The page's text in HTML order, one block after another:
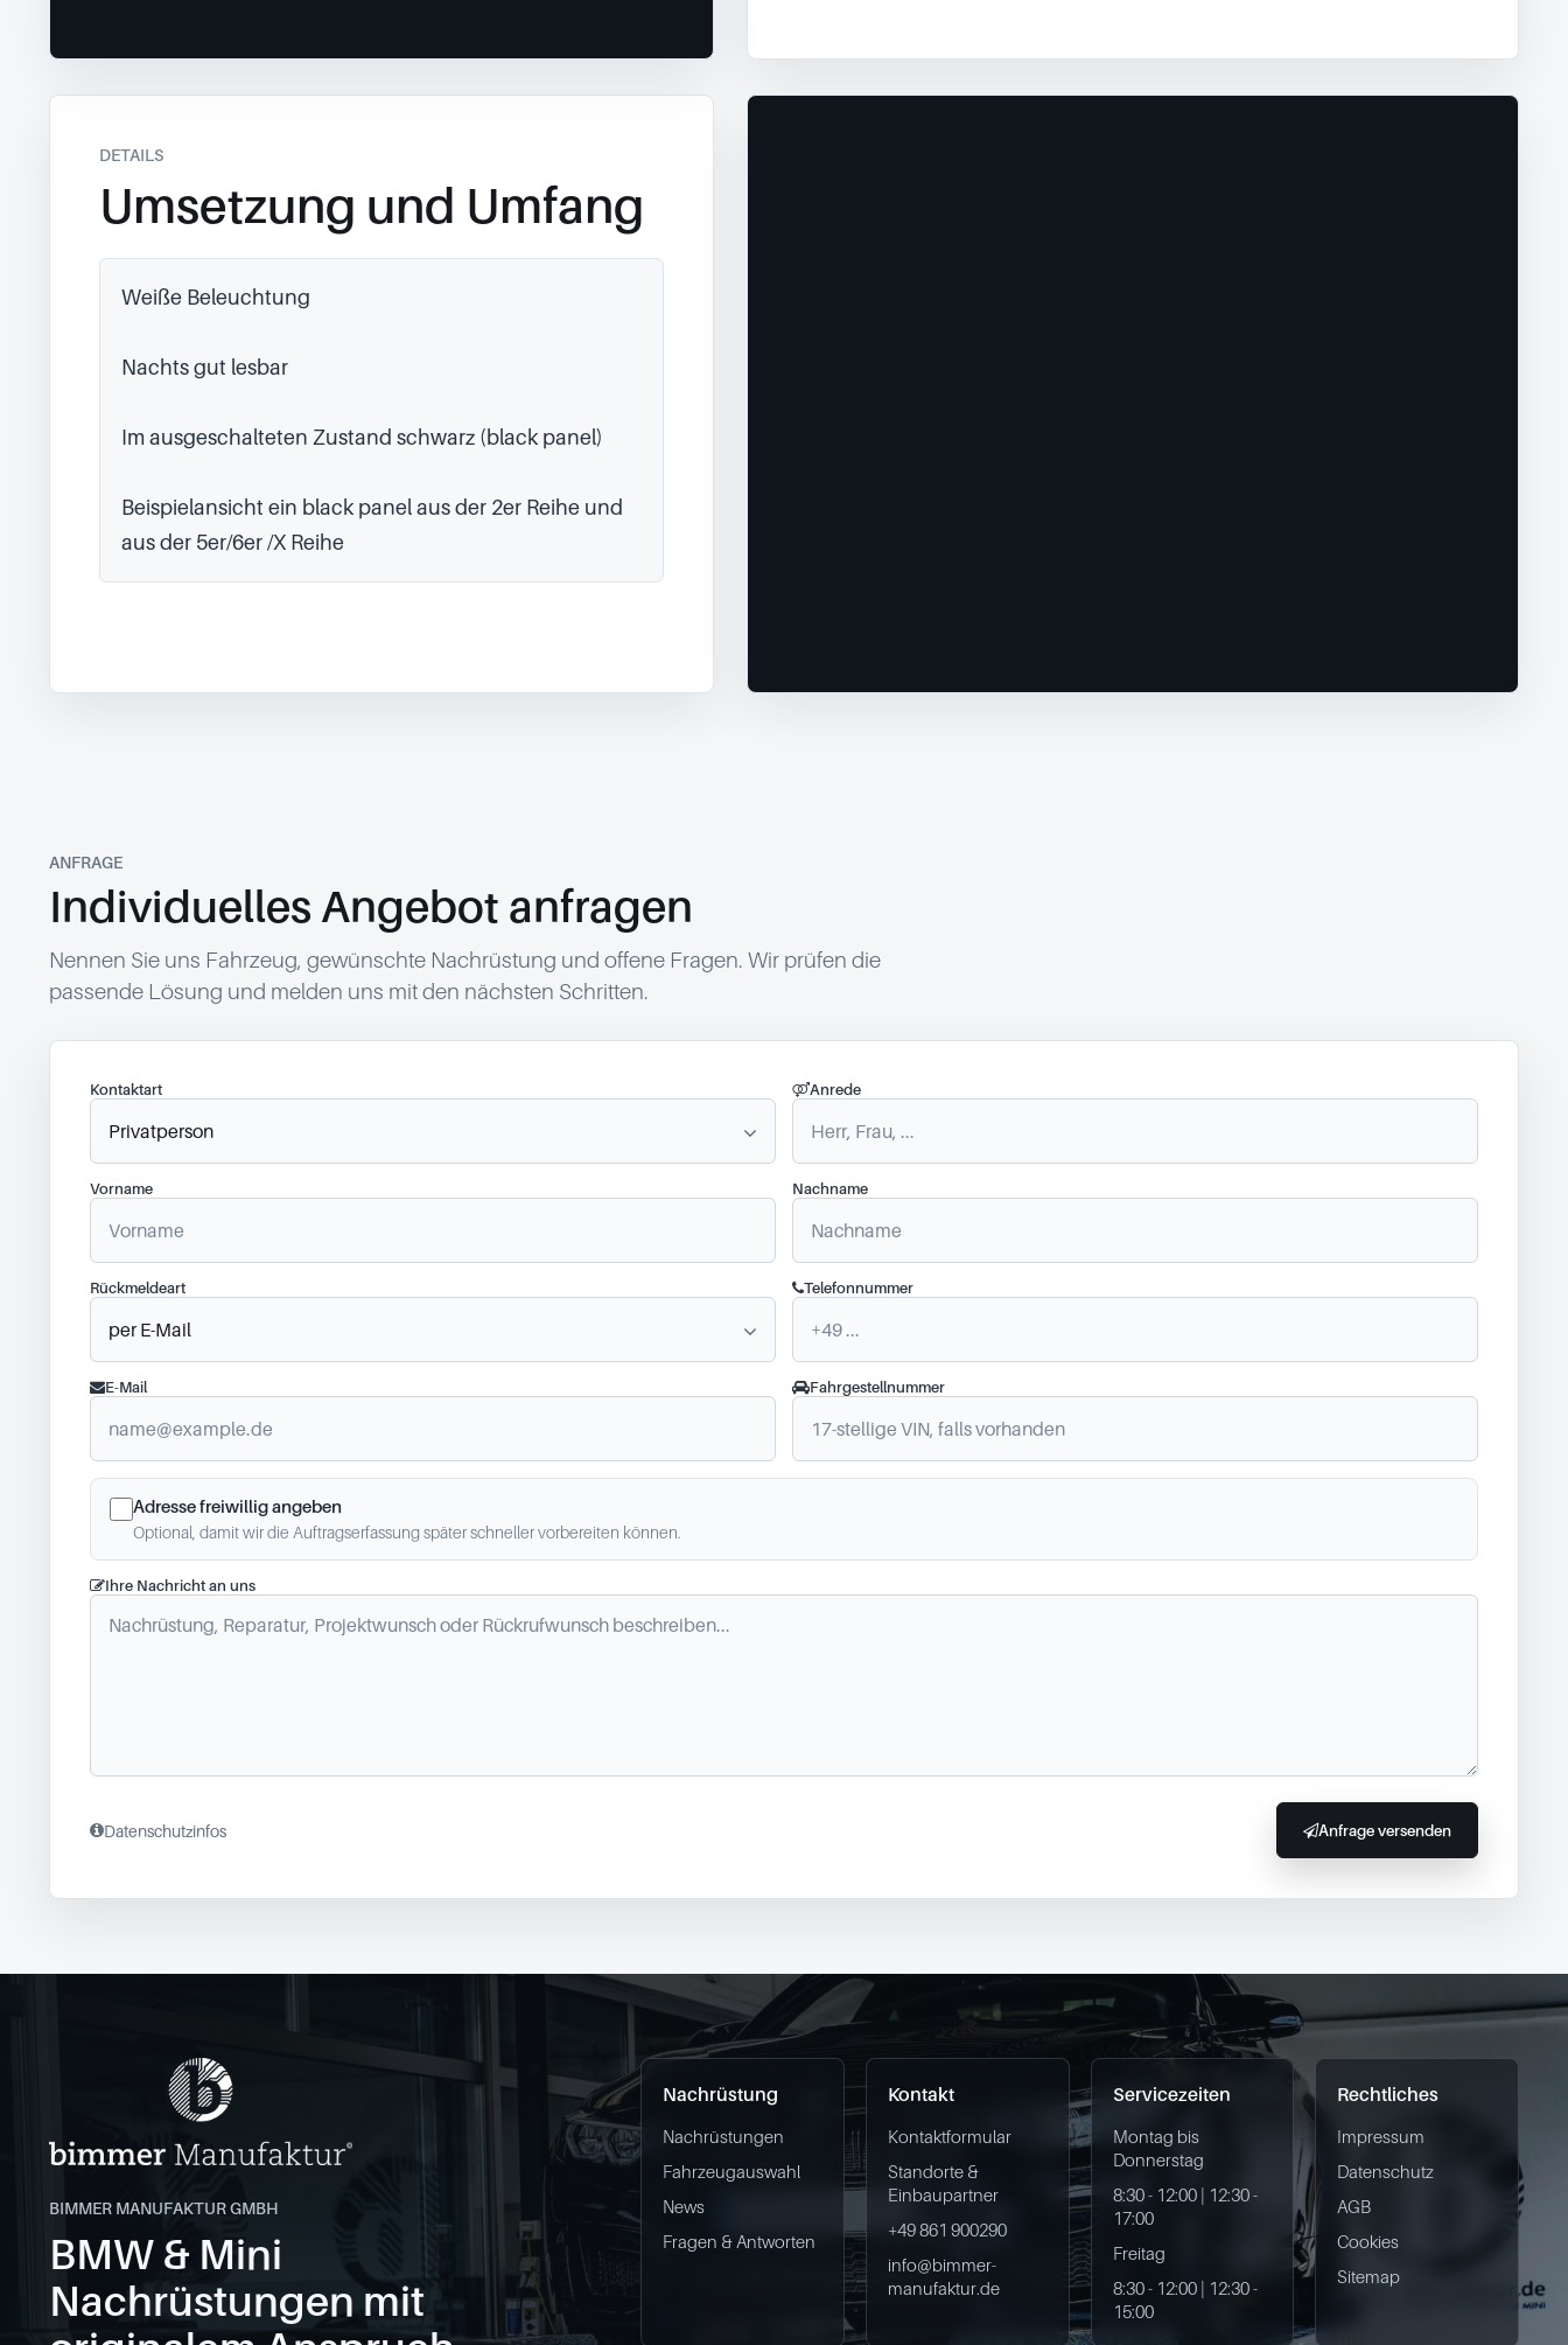
DETAILS
Umsetzung und Umfang
Weiße Beleuchtung
Nachts gut lesbar
Im ausgeschalteten Zustand schwarz (black panel)
Beispielansicht ein black panel aus der 2er Reihe und
aus der 5er/6er /X Reihe
ANFRAGE
Individuelles Angebot anfragen
Nennen Sie uns Fahrzeug, gewünschte Nachrüstung und offene Fragen. Wir prüfen die
passende Lösung und melden uns mit den nächsten Schritten.
Kontaktart Anrede
Vorname Nachname
Rückmeldeart Telefonnummer
E-Mail Fahrgestellnummer
Adresse freiwillig angeben
Optional, damit wir die Auftragserfassung später schneller vorbereiten können.
Ihre Nachricht an uns
Datenschutzinfos Anfrage versenden
BIMMER MANUFAKTUR GMBH
BMW & Mini
Nachrüstungen mit
Nachrüstung
Nachrüstungen
Fahrzeugauswahl
News
Fragen & Antworten
Kontakt
Kontaktformular
Standorte &
Einbaupartner
+49 861 900290
info@bimmer-
manufaktur.de
Servicezeiten
Montag bis
Donnerstag
8:30 - 12:00 | 12:30 -
17:00
Freitag
8:30 - 12:00 | 12:30 -
15:00
Rechtliches
Impressum
Datenschutz
AGB
Cookies
Sitemap